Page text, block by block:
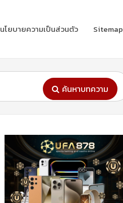
นโยบายความเป็นส่วนตัว Sitemap
ค้นหาบทความ